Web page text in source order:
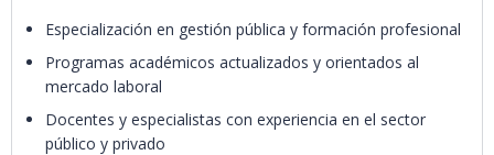
Especialización en gestión pública y formación profesional
Programas académicos actualizados y orientados al
mercado laboral
Docentes y especialistas con experiencia en el sector
público y privado